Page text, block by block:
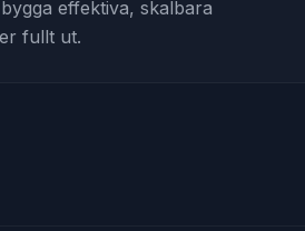
effektiva, skalbara
fullt ut.